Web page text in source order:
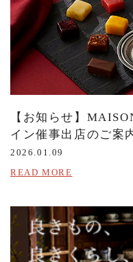
【お知らせ】
イン催事出店のご案
2026.01.09
READ MORE